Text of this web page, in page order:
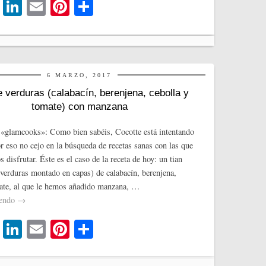
T Li
ed
In
E
ail
Pi
er
es
t
m
pa
rti
r
6 MARZO, 2017
verduras (calabacín, berenjena, cebolla y
tomate) con manzana
Como bien sabéis, Cocotte está intentando
eso no cejo en la búsqueda de recetas sanas con las que
disfrutar. Éste es el caso de la receta de hoy: un tian
montado en capas) de calabacín, berenjena,
al que le hemos añadido manzana, …
→
T Li E Pi